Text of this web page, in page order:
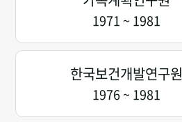
1971 ~ 1981
한국보건개발연구원
1976 ~ 1981